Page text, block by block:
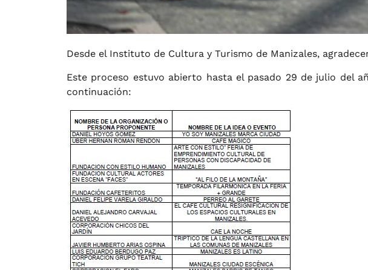
Desde el Instituto de Cultura y Turismo de Manizales,
Este proceso estuvo abierto hasta el pasado 29 de julio del
continuación: